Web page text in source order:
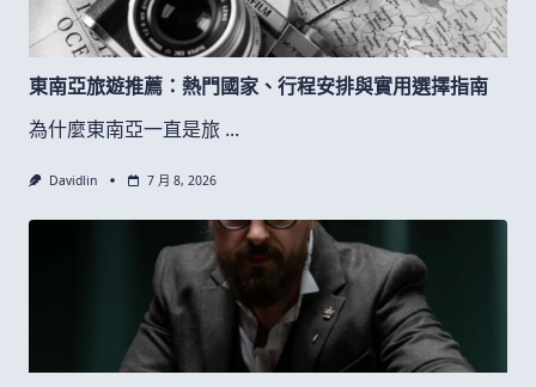
東南亞旅遊推薦：熱門國家、行程安排與實用選擇指南
為什麼東南亞一直是旅 ...
Davidlin 7 月 8, 2026